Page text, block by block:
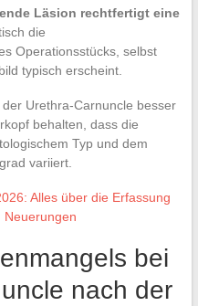
Läsion rechtfertigt eine
die
Operationsstücks, selbst
typisch erscheint.
Urethra-Carnuncle besser
behalten, dass die
Typ und dem
variiert.
Alles über die Erfassung
Neuerungen
bei
nach der